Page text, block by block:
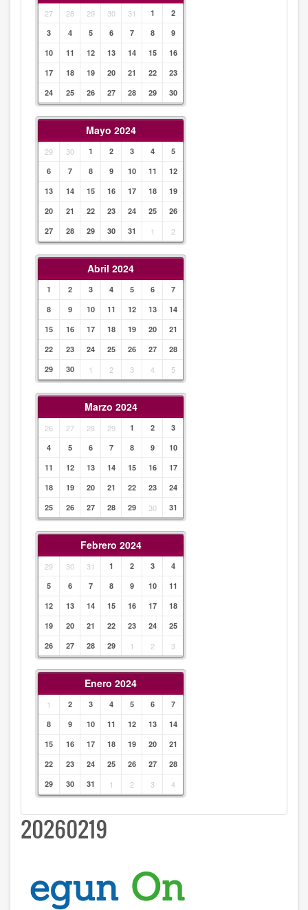
27 28 29 30 31 1
2
3
4 5 6 7 8
9
10
11 12 13 14 15
16
17
18 19 20 21 22
23
24
25 26 27 28 29 30
Mayo 2024
29 30 1 2 3 4
5
6
7 8 9 10 11
12
13
14 15 16 17 18
19
20
21 22 23 24 25
26
27
28 29 30 31 1 2
Abril 2024
1 2 3 4 5 6
7
8
9 10 11 12 13
14
15
16 17 18 19 20
21
22
23 24 25 26 27
28
29
30 1 2 3 4 5
Marzo 2024
26 27 28 29 1 2
3
4
5 6 7 8 9
10
11
12 13 14 15 16
17
18
19 20 21 22 23
24
25
26 27 28 29 30 31
Febrero 2024
29 30 31 1 2 3
4
5
6 7 8 9 10
11
12
13 14 15 16 17
18
19
20 21 22 23 24
25
26
27 28 29 1 2 3
Enero 2024
1 2 3 4 5 6
7
8
9 10 11 12 13
14
15
16 17 18 19 20
21
22
23 24 25 26 27
28
29
30 31 1 2 3 4
20260219